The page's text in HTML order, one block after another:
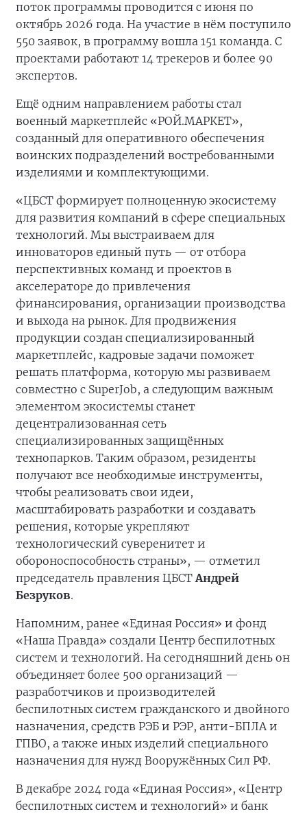
поток программы проводится с июня по
октябрь 2026 года. На участие в нём поступило
550 заявок, в программу вошла 151 команда. С
проектами работают 14 трекеров и более 90
экспертов.
Ещё одним направлением работы стал
военный маркетплейс «РОЙ.МАРКЕТ»,
созданный для оперативного обеспечения
воинских подразделений востребованными
изделиями и комплектующими.
«ЦБСТ формирует полноценную экосистему
для развития компаний в сфере специальных
технологий. Мы выстраиваем для
инноваторов единый путь — от отбора
перспективных команд и проектов в
акселераторе до привлечения
финансирования, организации производства
и выхода на рынок. Для продвижения
продукции создан специализированный
маркетплейс, кадровые задачи поможет
решать платформа, которую мы развиваем
совместно с SuperJob, а следующим важным
элементом экосистемы станет
децентрализованная сеть
специализированных защищённых
технопарков. Таким образом, резиденты
получают все необходимые инструменты,
чтобы реализовать свои идеи,
масштабировать разработки и создавать
решения, которые укрепляют
технологический суверенитет и
обороноспособность страны», — отметил
председатель правления ЦБСТАндрей
Безруков.
Напомним, ранее «Единая Россия» и фонд
«Наша Правда» создали Центр беспилотных
систем и технологий. На сегодняшний день он
объединяет более 500 организаций —
разработчиков и производителей
беспилотных систем гражданского и двойного
назначения, средств РЭБ и РЭР, анти-БПЛА и
ГПВО, а также иных изделий специального
назначения для нужд Вооружённых Сил РФ.
В декабре 2024 года «Единая Россия», «Центр
беспилотных систем и технологий» и банк